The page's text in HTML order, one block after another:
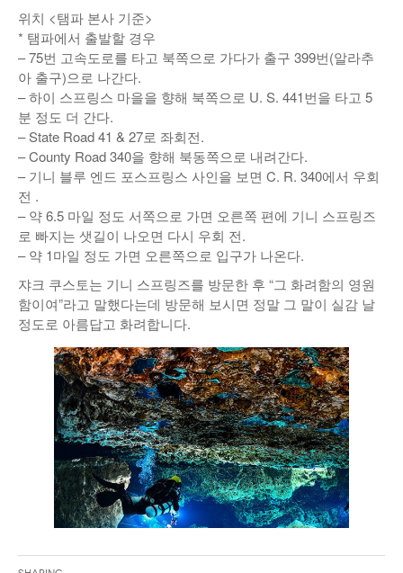
위치 <탬파 본사 기준>
* 탬파에서 출발할 경우
– 75번 고속도로를 타고 북쪽으로 가다가 출구 399번(알라추
아 출구)으로 나간다.
– 하이 스프링스 마을을 향해 북쪽으로 U. S. 441번을 타고 5
분 정도 더 간다.
– State Road 41 & 27로 좌회전.
– County Road 340을 향해 북동쪽으로 내려간다.
– 기니 블루 엔드 포스프링스 사인을 보면 C. R. 340에서 우회
전 .
– 약 6.5 마일 정도 서쪽으로 가면 오른쪽 편에 기니 스프링즈
로 빠지는 샛길이 나오면 다시 우회 전.
– 약 1마일 정도 가면 오른쪽으로 입구가 나온다.
쟈크 쿠스토는 기니 스프링즈를 방문한 후 “그 화려함의 영원
함이여”라고 말했다는데 방문해 보시면 정말 그 말이 실감 날
정도로 아름답고 화려합니다.